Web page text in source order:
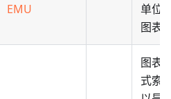
EMU
单位
图表
图表
式索